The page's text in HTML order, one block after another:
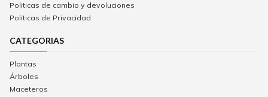
Politicas de cambio y devoluciones
Politicas de Privacidad
CATEGORIAS
Plantas
Árboles
Maceteros